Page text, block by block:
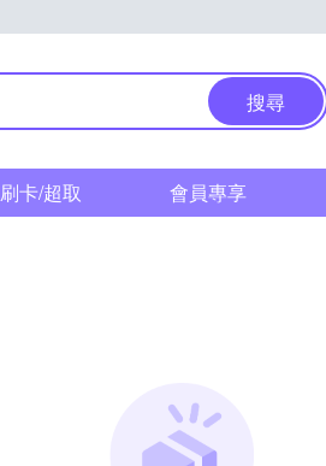
搜尋
刷卡/超取 會員專享